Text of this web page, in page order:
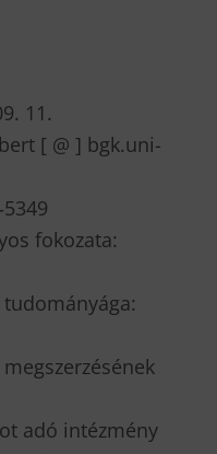
11.
[ @ ] bgk.uni-
fokozata:
adó intézmény